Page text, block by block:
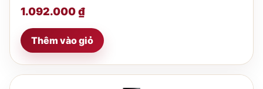
1.092.000₫
Thêm vào giỏ